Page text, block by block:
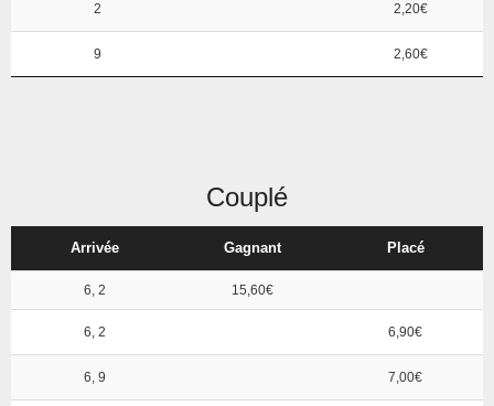
2 2,20€
9 2,60€
Couplé
Arrivée Gagnant Placé
6, 2 15,60€
6, 2 6,90€
6, 9 7,00€